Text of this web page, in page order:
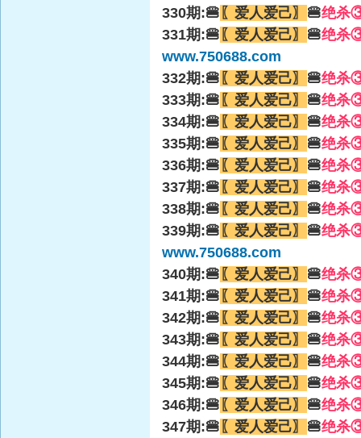
330期:🍔 〖爱人爱己〗 🍔绝杀
331期:🍔 〖爱人爱己〗 🍔绝杀
www.750688.com
332期:🍔 〖爱人爱己〗 🍔绝杀
333期:🍔 〖爱人爱己〗 🍔绝杀
334期:🍔 〖爱人爱己〗 🍔绝杀
335期:🍔 〖爱人爱己〗 🍔绝杀
336期:🍔 〖爱人爱己〗 🍔绝杀
337期:🍔 〖爱人爱己〗 🍔绝杀
338期:🍔 〖爱人爱己〗 🍔绝杀
339期:🍔 〖爱人爱己〗 🍔绝杀
www.750688.com
340期:🍔 〖爱人爱己〗 🍔绝杀
341期:🍔 〖爱人爱己〗 🍔绝杀
342期:🍔 〖爱人爱己〗 🍔绝杀
343期:🍔 〖爱人爱己〗 🍔绝杀
344期:🍔 〖爱人爱己〗 🍔绝杀
345期:🍔 〖爱人爱己〗 🍔绝杀
346期:🍔 〖爱人爱己〗 🍔绝杀
347期:🍔 〖爱人爱己〗 🍔绝杀